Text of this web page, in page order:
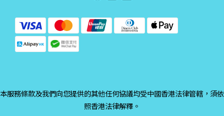
本服務條款及我們向您提供的其他任何協議均受中國香港法律管轄，須依
照香港法律解釋。